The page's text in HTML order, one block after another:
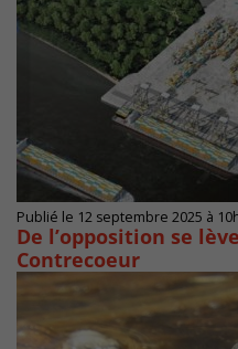
Publié le 12 septembre 2025 à
De l’opposition se
Contrecoeur